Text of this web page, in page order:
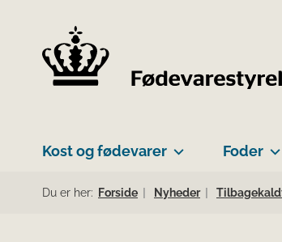
Kost og fødevarer Foder
Du er her: Forside Nyheder